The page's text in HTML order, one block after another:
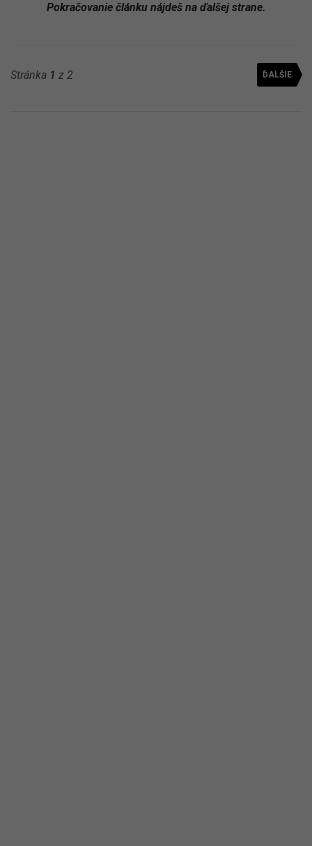
Pokračovanie článku nájdeš na ďalšej strane.
Stránka 1 z 2 ĎALŠIE